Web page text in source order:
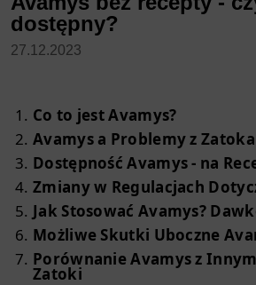
dostępny?
27.12.2023
Co to jest Avamys?
Avamys a Problemy z
Dostępność Avamys - na
Zmiany w Regulacjach
Jak Stosować Avamys?
Możliwe Skutki Uboczne
Porównanie Avamys z
Zatoki